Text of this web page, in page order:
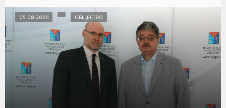
05.08.2026 ОБЩЕСТВО